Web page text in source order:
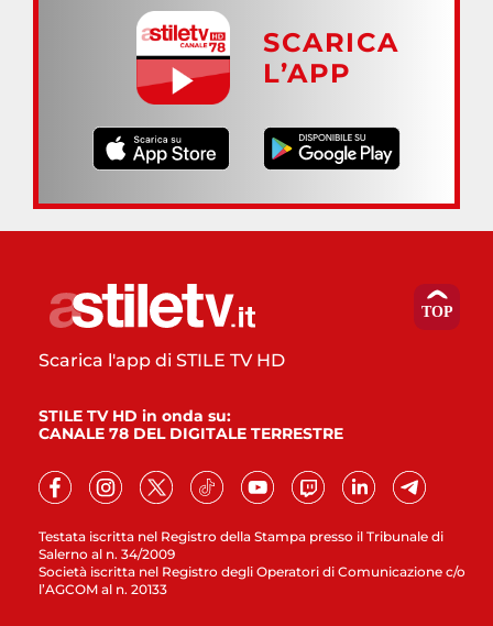
SCARICA
L’APP
Testata iscritta nel Registro della Stampa presso il Tribunale di
Salerno al n. 34/2009
Società iscritta nel Registro degli Operatori di Comunicazione c/o
l’AGCOM al n. 20133
Scarica l'app di STILE TV HD
STILE TV HD in onda su:
CANALE 78 DEL DIGITALE TERRESTRE